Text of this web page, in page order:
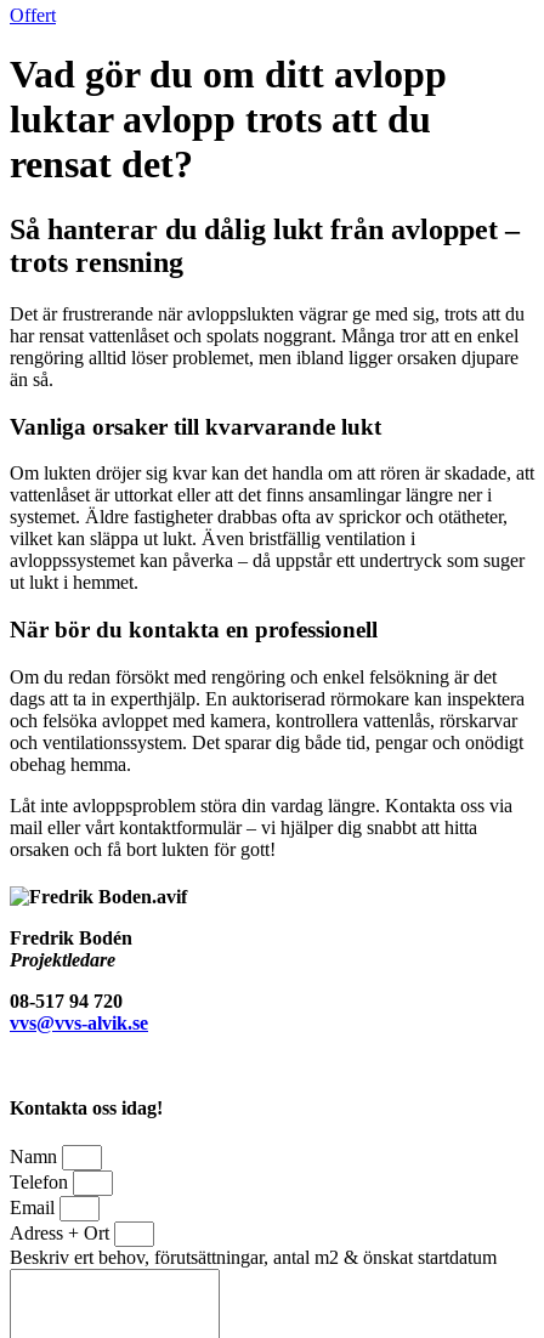
Offert
Vad gör du om ditt avlopp
luktar avlopp trots att du
rensat det?
Så hanterar du dålig lukt från avloppet –
trots rensning
Det är frustrerande när avloppslukten vägrar ge med sig, trots att du
har rensat vattenlåset och spolats noggrant. Många tror att en enkel
rengöring alltid löser problemet, men ibland ligger orsaken djupare
än så.
Vanliga orsaker till kvarvarande lukt
Om lukten dröjer sig kvar kan det handla om att rören är skadade, att
vattenlåset är uttorkat eller att det finns ansamlingar längre ner i
systemet. Äldre fastigheter drabbas ofta av sprickor och otätheter,
vilket kan släppa ut lukt. Även bristfällig ventilation i
avloppssystemet kan påverka – då uppstår ett undertryck som suger
ut lukt i hemmet.
När bör du kontakta en professionell
Om du redan försökt med rengöring och enkel felsökning är det
dags att ta in experthjälp. En auktoriserad rörmokare kan inspektera
och felsöka avloppet med kamera, kontrollera vattenlås, rörskarvar
och ventilationssystem. Det sparar dig både tid, pengar och onödigt
obehag hemma.
Låt inte avloppsproblem störa din vardag längre. Kontakta oss via
mail eller vårt kontaktformulär – vi hjälper dig snabbt att hitta
orsaken och få bort lukten för gott!
Fredrik Bodén
Projektledare
08-517 94 720
vvs@vvs-alvik.se
Kontakta oss idag!
Namn
Telefon
Email
Adress + Ort
Beskriv ert behov, förutsättningar, antal m2 & önskat startdatum